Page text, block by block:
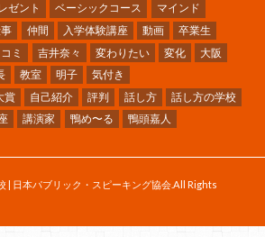
ゼント ベーシックコース
マインド
仲間 入学体験講座 動画
卒業生
ミ 吉井奈々 変わりたい 変化
大阪
教室 明子
気付き
賞
自己紹介 評判 話し方
話し方の学校
講演家 鴨め〜る 鴨頭嘉人
| 日本パブリック・スピーキング協会.All Rights